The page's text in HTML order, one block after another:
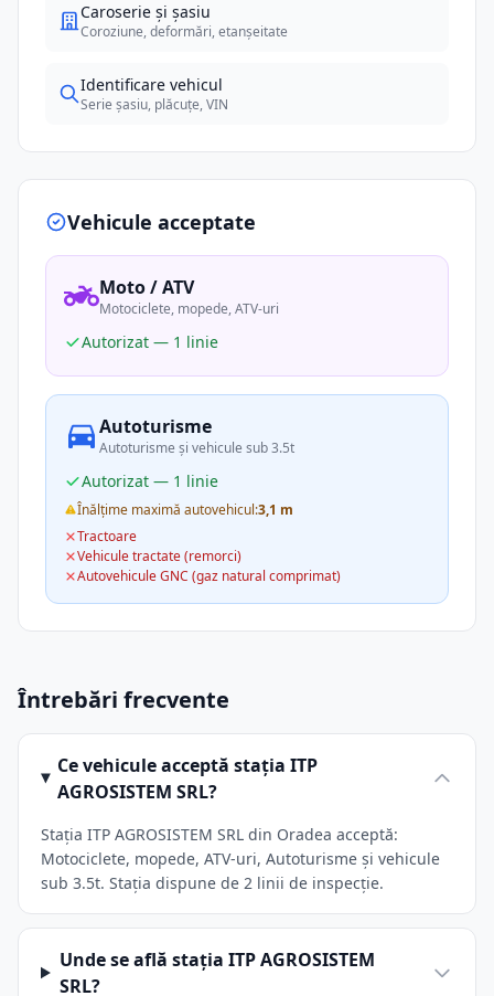
Caroserie și șasiu
Coroziune, deformări, etanșeitate
Identificare vehicul
Serie șasiu, plăcuțe, VIN
Vehicule acceptate
Moto / ATV
Motociclete, mopede, ATV-uri
Autorizat — 1 linie
Autoturisme
Autoturisme și vehicule sub 3.5t
Autorizat — 1 linie
Înălțime maximă autovehicul:3,1 m
Tractoare
Vehicule tractate (remorci)
Autovehicule GNC (gaz natural comprimat)
Întrebări frecvente
Ce vehicule acceptă stația ITP
AGROSISTEM SRL?
Stația ITP AGROSISTEM SRL din Oradea acceptă:
Motociclete, mopede, ATV-uri, Autoturisme și vehicule
sub 3.5t. Stația dispune de 2 linii de inspecție.
Unde se află stația ITP AGROSISTEM
SRL?